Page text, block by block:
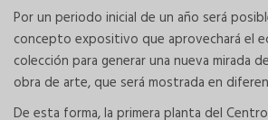
Por un periodo inicial de un año será
concepto expositivo que aprovechará el
colección para generar una nueva mirada
obra de arte, que será mostrada en
De esta forma, la primera planta del